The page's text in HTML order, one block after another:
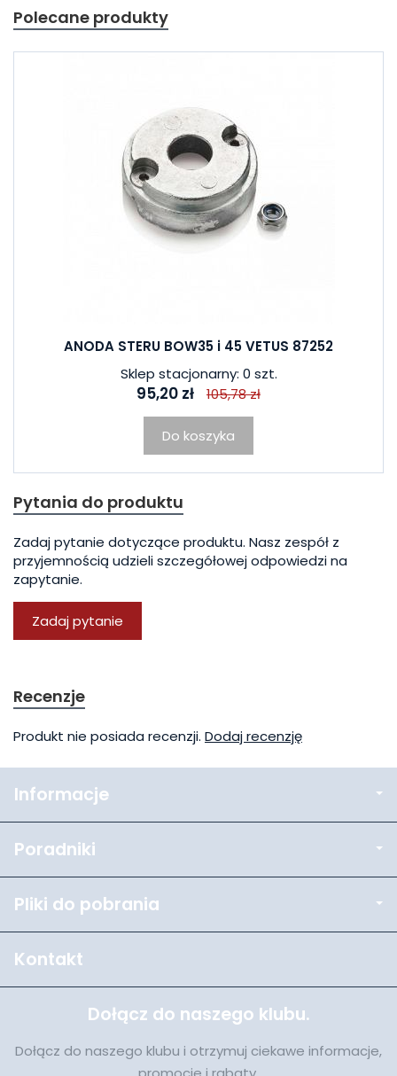
Polecane produkty
ANODA STERU BOW35 i 45 VETUS 87252
Sklep stacjonarny: 0 szt.
95,20 zł 105,78 zł
Do koszyka
Pytania do produktu
Zadaj pytanie dotyczące produktu. Nasz zespół z
przyjemnością udzieli szczegółowej odpowiedzi na
zapytanie.
Zadaj pytanie
Recenzje
Produkt nie posiada recenzji. Dodaj recenzję
Informacje
Poradniki
Pliki do pobrania
Kontakt
Dołącz do naszego klubu.
Dołącz do naszego klubu i otrzymuj ciekawe informacje,